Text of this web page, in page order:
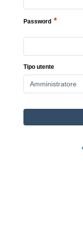
Password
Tipo utente